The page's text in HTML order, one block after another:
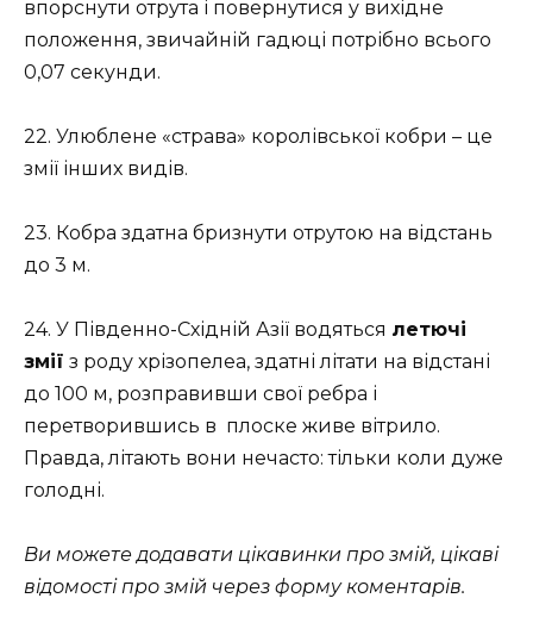
впорснути отрута і повернутися у вихідне
положення, звичайній гадюці потрібно всього
0,07 секунди.
22. Улюблене «страва» королівської кобри – це
змії інших видів.
23. Кобра здатна бризнути отрутою на відстань
до 3 м.
24. У Південно-Східній Азії водяться летючі
змії з роду хрізопелеа, здатні літати на відстані
до 100 м, розправивши свої ребра і
перетворившись в плоске живе вітрило.
Правда, літають вони нечасто: тільки коли дуже
голодні.
Ви можете додавати цікавинки про змій, цікаві
відомості про змій через форму коментарів.